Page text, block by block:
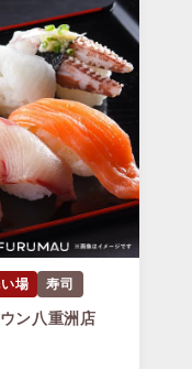
場 寿司
ン八重洲店